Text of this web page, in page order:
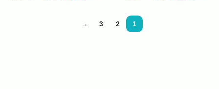
1
2
3
→